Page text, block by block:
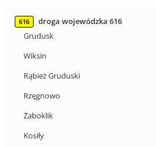
616
droga wojewódzka 616
Grudusk
Wiksin
Rąbież Gruduski
Rzęgnowo
Żaboklik
Kosiły